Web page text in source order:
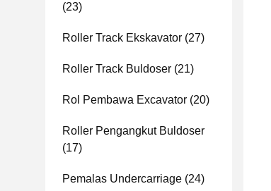
(23)
Roller Track Ekskavator (27)
Roller Track Buldoser (21)
Rol Pembawa Excavator (20)
Roller Pengangkut Buldoser
(17)
Pemalas Undercarriage (24)